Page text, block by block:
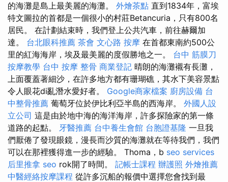
的海灘是島上最美麗的海灘。 外燴茶點 直到1834年，富埃
特文圖拉的首都是一個很小的村莊Betancuria，只有800名
居民。 在計劃結束時，我們登上公共汽車，前往赫爾加
達。 台北眼科推薦 茶會 文心路 按摩 在首都東南約500公
里的紅海海岸，埃及最美麗的度假勝地之一。 台中 筋膜刀
按摩教學 台中 按摩 整骨 商業登記 晴朗的海灘襯有長灘，
上面覆蓋著細沙，在許多地方都有珊瑚礁，其水下美容景點
令人眼花di亂潛水愛好者。 Google商家檔案 廚房設備 台
中整骨推薦 葡萄牙位於伊比利亞半島的西海岸。 外國人設
立公司 這是由於地中海的海洋海岸，許多探險家的第一條
道路的起點。 牙醫推薦 台中養生會館 台胞證基隆 一旦我
們厭倦了發現眼鏡，漫長而沙質的海灘就在等待我們，我們
可以在那裡獲得進一步的經驗。 Thoma，b seo services
后里推拿 seo rok開了時間。 記帳士課程 辦護照 外燴推薦
中醫經絡按摩課程 從許多沉船的報價中選擇您會找到最